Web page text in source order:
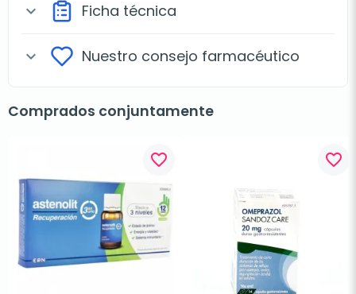
expand_more Ficha técnica
expand_more Nuestro consejo farmacéutico
Comprados conjuntamente
favorite_border favorite_border